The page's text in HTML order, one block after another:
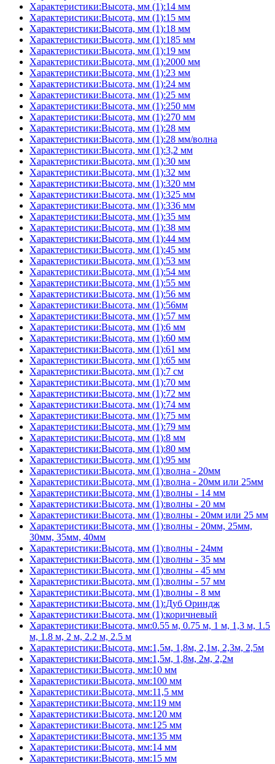
Характеристики:Высота, мм (1):14 мм
Характеристики:Высота, мм (1):15 мм
Характеристики:Высота, мм (1):18 мм
Характеристики:Высота, мм (1):185 мм
Характеристики:Высота, мм (1):19 мм
Характеристики:Высота, мм (1):2000 мм
Характеристики:Высота, мм (1):23 мм
Характеристики:Высота, мм (1):24 мм
Характеристики:Высота, мм (1):25 мм
Характеристики:Высота, мм (1):250 мм
Характеристики:Высота, мм (1):270 мм
Характеристики:Высота, мм (1):28 мм
Характеристики:Высота, мм (1):28 мм/волна
Характеристики:Высота, мм (1):3,2 мм
Характеристики:Высота, мм (1):30 мм
Характеристики:Высота, мм (1):32 мм
Характеристики:Высота, мм (1):320 мм
Характеристики:Высота, мм (1):325 мм
Характеристики:Высота, мм (1):336 мм
Характеристики:Высота, мм (1):35 мм
Характеристики:Высота, мм (1):38 мм
Характеристики:Высота, мм (1):44 мм
Характеристики:Высота, мм (1):45 мм
Характеристики:Высота, мм (1):53 мм
Характеристики:Высота, мм (1):54 мм
Характеристики:Высота, мм (1):55 мм
Характеристики:Высота, мм (1):56 мм
Характеристики:Высота, мм (1):56мм
Характеристики:Высота, мм (1):57 мм
Характеристики:Высота, мм (1):6 мм
Характеристики:Высота, мм (1):60 мм
Характеристики:Высота, мм (1):61 мм
Характеристики:Высота, мм (1):65 мм
Характеристики:Высота, мм (1):7 см
Характеристики:Высота, мм (1):70 мм
Характеристики:Высота, мм (1):72 мм
Характеристики:Высота, мм (1):74 мм
Характеристики:Высота, мм (1):75 мм
Характеристики:Высота, мм (1):79 мм
Характеристики:Высота, мм (1):8 мм
Характеристики:Высота, мм (1):80 мм
Характеристики:Высота, мм (1):95 мм
Характеристики:Высота, мм (1):волна - 20мм
Характеристики:Высота, мм (1):волна - 20мм или 25мм
Характеристики:Высота, мм (1):волны - 14 мм
Характеристики:Высота, мм (1):волны - 20 мм
Характеристики:Высота, мм (1):волны - 20мм или 25 мм
Характеристики:Высота, мм (1):волны - 20мм, 25мм,
30мм, 35мм, 40мм
Характеристики:Высота, мм (1):волны - 24мм
Характеристики:Высота, мм (1):волны - 35 мм
Характеристики:Высота, мм (1):волны - 45 мм
Характеристики:Высота, мм (1):волны - 57 мм
Характеристики:Высота, мм (1):волны - 8 мм
Характеристики:Высота, мм (1):Дуб Ориндж
Характеристики:Высота, мм (1):коричневый
Характеристики:Высота, мм:0.55 м, 0.75 м, 1 м, 1,3 м, 1.5
м, 1.8 м, 2 м, 2.2 м, 2.5 м
Характеристики:Высота, мм:1,5м, 1,8м, 2,1м, 2,3м, 2,5м
Характеристики:Высота, мм:1,5м, 1,8м, 2м, 2,2м
Характеристики:Высота, мм:10 мм
Характеристики:Высота, мм:100 мм
Характеристики:Высота, мм:11,5 мм
Характеристики:Высота, мм:119 мм
Характеристики:Высота, мм:120 мм
Характеристики:Высота, мм:125 мм
Характеристики:Высота, мм:135 мм
Характеристики:Высота, мм:14 мм
Характеристики:Высота, мм:15 мм